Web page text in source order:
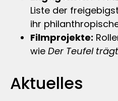
Liste der
ihr
Filmprojekte:
wie Der Teufel
Aktuelles